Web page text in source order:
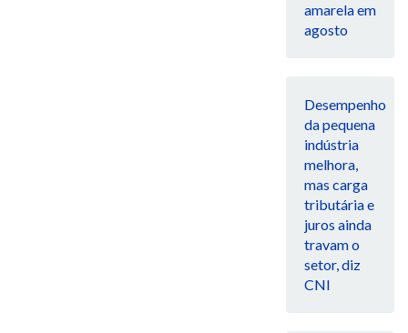
amarela em
agosto
Desempenho
da pequena
indústria
melhora,
mas carga
tributária e
juros ainda
travam o
setor, diz
CNI